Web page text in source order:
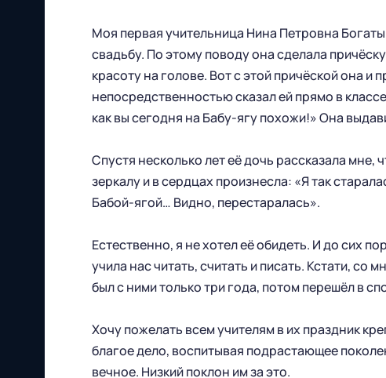
Моя первая учительница Нина Петровна
свадьбу. По этому поводу она сделала
красоту на голове. Вот с этой причёской она и
непосредственностью сказал ей прямо в
как вы сегодня на Бабу-ягу похожи!» Она
Спустя несколько лет её дочь рассказала мне,
зеркалу и в сердцах произнесла: «Я так
Бабой-ягой… Видно, перестаралась».
Естественно, я не хотел её обидеть. И до сих
учила нас читать, считать и писать. Кстати,
был с ними только три года, потом перешёл в
Хочу пожелать всем учителям в их праздник
благое дело, воспитывая подрастающее
вечное. Низкий поклон им за это.
Футбольный клуб
Все права защищены